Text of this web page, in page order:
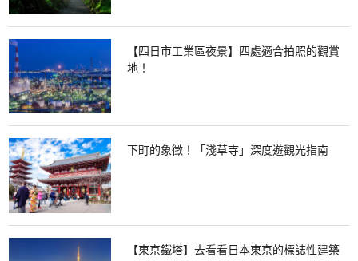
【四日市工業區夜景】四處適合拍照的觀賞
地！
下町的象徵！「淺草寺」深度遊觀光指南
【東京鐵塔】去看看日本東京的標誌性建築